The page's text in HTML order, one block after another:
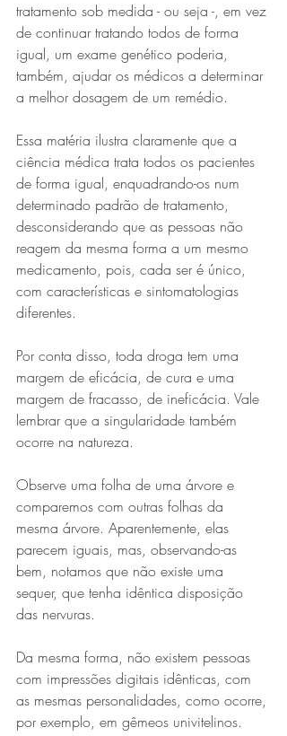
tratamento sob medida - ou seja -, em vez
de continuar tratando todos de forma
igual, um exame genético poderia,
também, ajudar os médicos a determinar
a melhor dosagem de um remédio.
Essa matéria ilustra claramente que a
ciência médica trata todos os pacientes
de forma igual, enquadrando-os num
determinado padrão de tratamento,
desconsiderando que as pessoas não
reagem da mesma forma a um mesmo
medicamento, pois, cada ser é único,
com características e sintomatologias
diferentes.
Por conta disso, toda droga tem uma
margem de eficácia, de cura e uma
margem de fracasso, de ineficácia. Vale
lembrar que a singularidade também
ocorre na natureza.
Observe uma folha de uma árvore e
comparemos com outras folhas da
mesma árvore. Aparentemente, elas
parecem iguais, mas, observando-as
bem, notamos que não existe uma
sequer, que tenha idêntica disposição
das nervuras.
Da mesma forma, não existem pessoas
com impressões digitais idênticas, com
as mesmas personalidades, como ocorre,
por exemplo, em gêmeos univitelinos.